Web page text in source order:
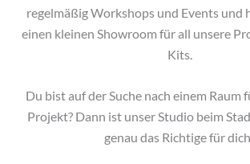
regelmäßig Workshops und Events und
einen kleinen Showroom für all unsere
Kits.
Du bist auf der Suche nach einem Raum
Projekt? Dann ist unser Studio beim
genau das Richtige für